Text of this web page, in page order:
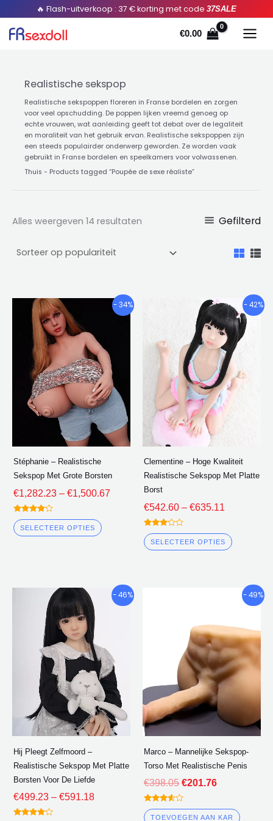
Doorgaan
artikel
🔥 Flash-uitverkoop : 37 € korting met code 37SALE
€0.00
Realistische sekspop
Realistische sekspoppen floreren in Franse bordelen en zorgen
voor veel opschudding. De poppen lijken vreemd genoeg op
echte vrouwen, wat aanleiding geeft tot debat over de legaliteit
en moraliteit van het gebruik ervan. Realistische sekspoppen zijn
een steeds populairder onderwerp geworden. Ze worden vaak
gebruikt in Franse bordelen en speelkamers voor volwassenen.
Thuis - Products tagged “Poupée de sexe réaliste”
Alles weergeven 14 resultaten
Gesorteerd
op
populariteit
Gefilterd
- 34%
Stéphanie – Realistische
Sekspop Met Grote Borsten
€1,282.23 – €1,500.67
Prijsklasse:
€1,282.23
gewaardeerd
4.00
uit 5
SELECTEER OPTIES
Dit
meerdere
varianten.
De
opties
kunnen
worden
op
de
productpagina
- 42%
Clementine – Hoge Kwaliteit
Realistische Sekspop Met Platte
Borst
€542.60 – €635.11
€542.60
door
€635.11
gewaardeerd
3.00
uit 5
SELECTEER OPTIES
Dit
product
heeft
De
op
- 46%
Hij Pleegt Zelfmoord –
Realistische Sekspop Met Platte
Borsten Voor De Liefde
€499.23 – €591.18
Prijsklasse:
€499.23
door
€591.18
Dit
meerdere
varianten.
De
opties
kunnen
worden
op
productpagina
- 49%
Marco – Mannelijke Sekspop-
Torso Met Realistische Penis
€398.05
oorspronkelijke
was:
€398.05.
€201.76
huidige
is:
€201.76.
gewaardeerd
3.50TOEVOEGEN AAN KAR